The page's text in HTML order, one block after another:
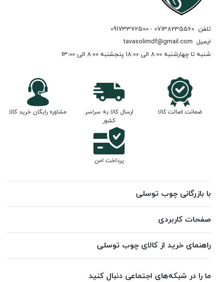
تلفن 07138235560 - 09173372500
ایمیل tavasolimdf@gmail.com
شنبه تا چهارشنبه 8:00 الی 18:00 پنجشنبه 8:00 الی 13:00
ضمانت اصالت کالا
ارسال کالا به سراسر
کشور
مشاوره رایگان خرید کالا
پرداخت امن
با بازرگانی چوب توسلی
صفحات کاربردی
راهنمای خرید از کالای چوب توسلی
ما را در شبکه‌های اجتماعی دنبال کنید